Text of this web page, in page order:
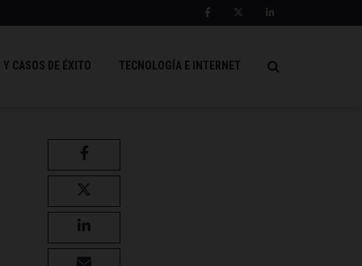
Y CASOS DE ÉXITO TECNOLOGÍA E INTERNET